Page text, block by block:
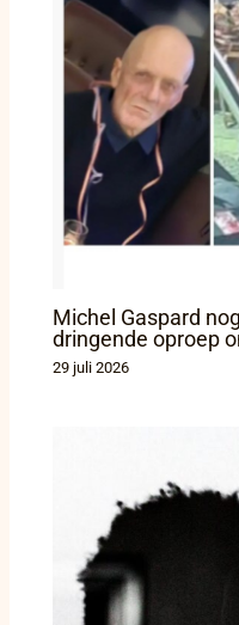
Michel Gaspard
dringende oproep
29 juli 2026